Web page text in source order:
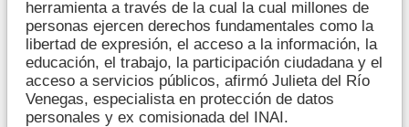
herramienta a través de la cual la cual millones de
personas ejercen derechos fundamentales como la
libertad de expresión, el acceso a la información, la
educación, el trabajo, la participación ciudadana y el
acceso a servicios públicos, afirmó Julieta del Río
Venegas, especialista en protección de datos
personales y ex comisionada del INAI.